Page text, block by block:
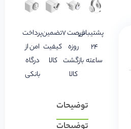
پشتیبانی
24
ساعته
فرصت 7
روزه
بازگشت
کالا
تضمین
کیفیت
کالا
پرداخت
امن از
درگاه
بانکی
توضیحات